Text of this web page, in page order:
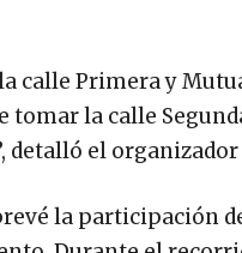
calle Primera y
tomar la calle
detalló el
la participación